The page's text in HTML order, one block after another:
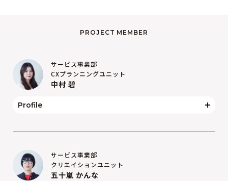
PROJECT MEMBER
サービス事業部
CXプランニングユニット
中村 碧
Profile
サービス事業部
クリエイションユニット
五十嵐 かんな